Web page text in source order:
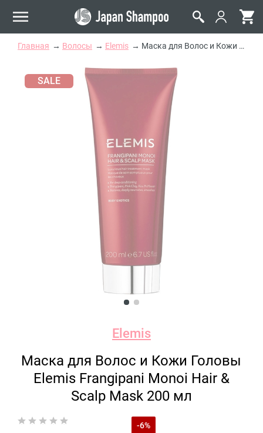
Главная Волосы Elemis Маска для Волос и Кожи Головы Elemis Frangipani Monoi Hair & Scalp Mask 200 мл
SALE
Elemis
Маска для Волос и Кожи Головы
Elemis Frangipani Monoi Hair &
Scalp Mask 200 мл
-6%